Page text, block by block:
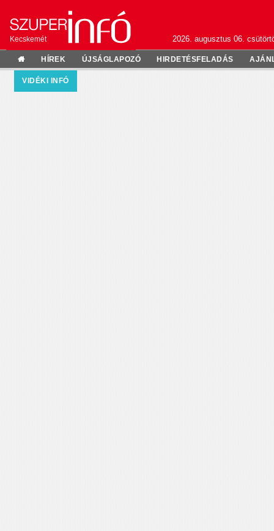
Kecskemét 2026. augusztus 06.
HÍREK ÚJSÁGLAPOZÓ HIRDETÉSFELADÁS
VIDÉKI INFÓ